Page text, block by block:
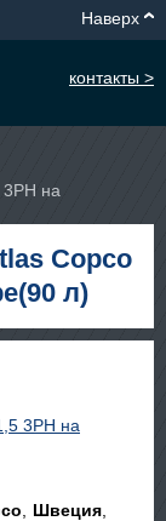
Наверх
контакты >
на
Copco
л)
Швеция